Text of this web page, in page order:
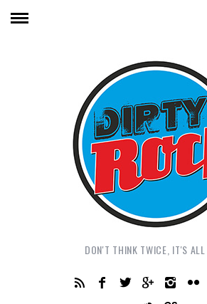
DON'T THINK TWICE, IT'S